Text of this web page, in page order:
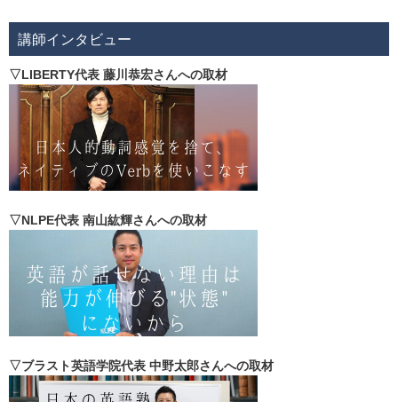
講師インタビュー
▽LIBERTY代表 藤川恭宏さんへの取材
▽NLPE代表 南山紘輝さんへの取材
▽ブラスト英語学院代表 中野太郎さんへの取材